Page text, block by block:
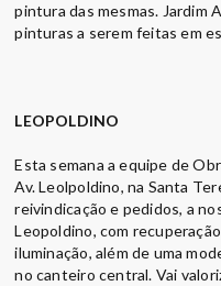
pintura das mesmas. Jardim
pinturas a serem feitas em
LEOPOLDINO
Esta semana a equipe de
Av. Leolpoldino, na Santa
reivindicação e pedidos, a
Leopoldino, com
iluminação, além de uma
no canteiro central. Vai